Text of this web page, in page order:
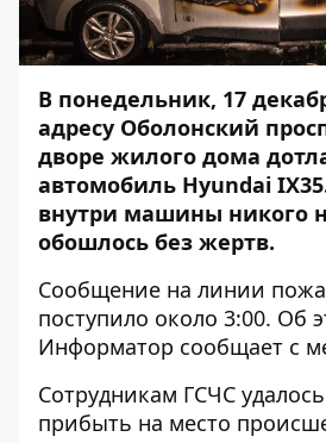
В понедельник, 17
адресу Оболонский
дворе жилого дома
автомобиль Hyundai
внутри машины никого
обошлось без жертв.
Сообщение на линии
поступило около 3:00. Об
Информатор сообщает с
Сотрудникам ГСЧС
прибыть на место